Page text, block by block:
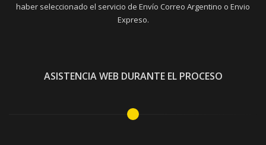
haber seleccionado el servicio de Envío Correo Argentino o Envio
Expreso.
ASISTENCIA WEB DURANTE EL PROCESO